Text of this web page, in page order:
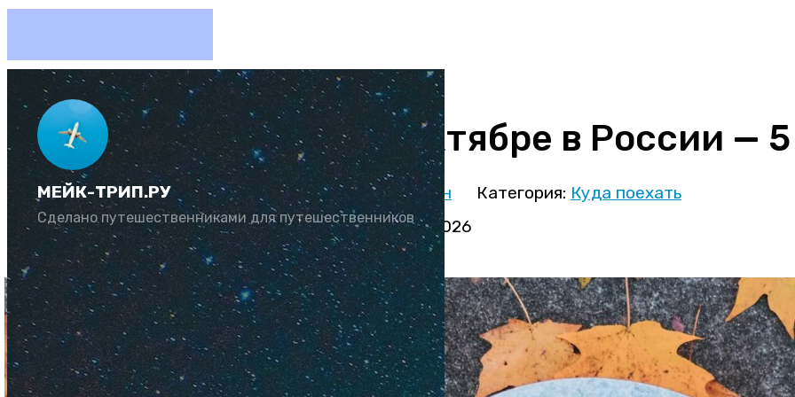
МЕЙК-ТРИП.РУ
Сделано путешественниками для путешественников
Отдых в октябре в России —
Автор: Алексей Синицын Категория: Куда поехать
Обновлено: 05 января 2026